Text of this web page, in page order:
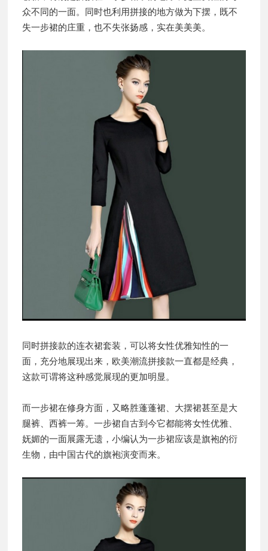
众不同的一面。同时也利用拼接的地方做为下摆，既不
失一步裙的庄重，也不失张扬感，实在美美美。
同时拼接款的连衣裙套装，可以将女性优雅知性的一
面，充分地展现出来，欧美潮流拼接款一直都是经典，
这款可谓将这种感觉展现的更加明显。
而一步裙在修身方面，又略胜蓬蓬裙、大摆裙甚至是大
腿裤、西裤一筹。一步裙自古到今它都能将女性优雅、
妩媚的一面展露无遗，小编认为一步裙应该是旗袍的衍
生物，由中国古代的旗袍演变而来。